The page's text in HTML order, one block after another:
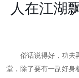
人在江湖
俗话说得好，功夫
堂，除了要有一副好